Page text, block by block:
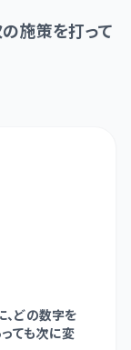
施策を打って
、どの数字を
ても次に変